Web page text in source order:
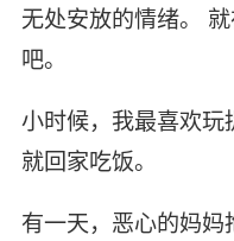
无处安放的情绪。
吧。
小时候，我最喜欢
就回家吃饭。
有一天，恶心的妈